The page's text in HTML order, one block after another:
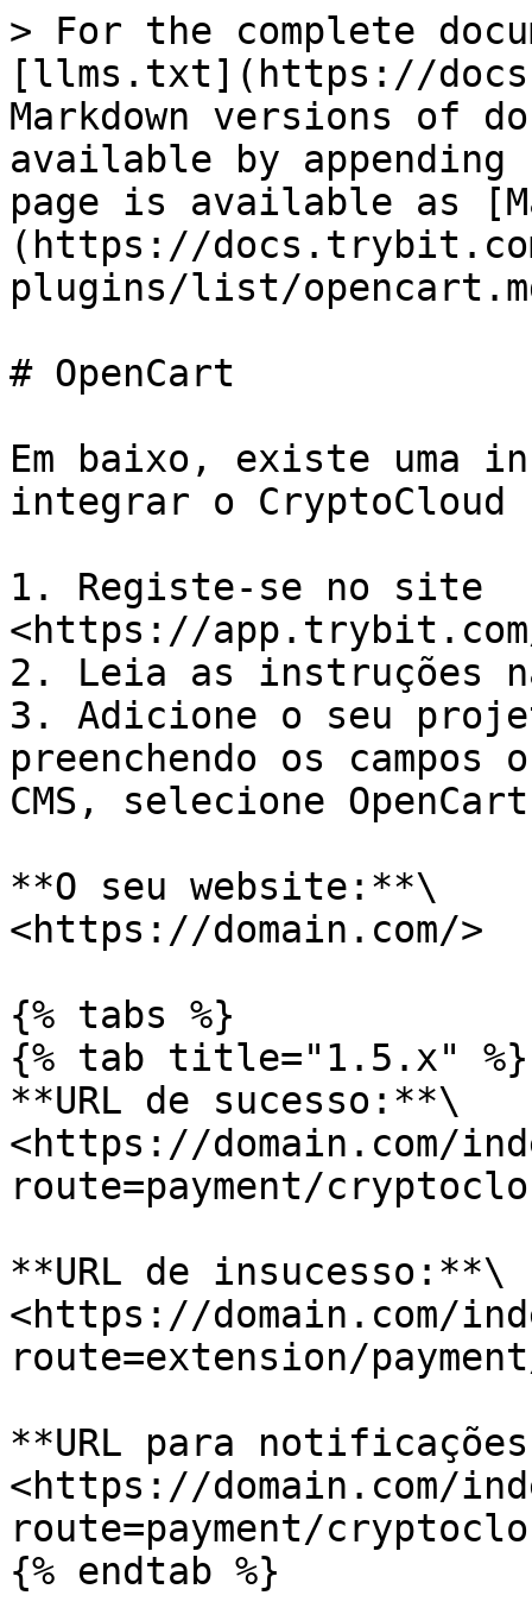
> For the complete
[llms.txt](https://
Markdown versions of
available by
page is available as
(https://
plugins/list/
# OpenCart
Em baixo, existe uma
integrar o CryptoCloud
1. Registe-se no site
<https://
2. Leia as instruções
3. Adicione o seu
preenchendo os
CMS, selecione
**O seu website:**\
<https://domain.com/>
{% tabs %}
{% tab title="1.5.x" %}
**URL de sucesso:**\
<https://domain.com/
route=payment/
**URL de insucesso:**\
<https://domain.com/
route=extension/
**URL para
<https://domain.com/
route=payment/
{% endtab %}